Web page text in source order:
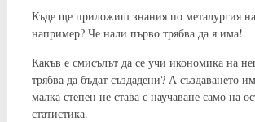
Къде ще приложиш знания по металургия
например? Че нали първо трябва да я има!
Какъв е смисълът да се учи икономика на
трябва да бъдат създадени? А създаването
малка степен не става с научаване само на
статистика.